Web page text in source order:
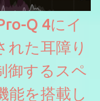
Q 4にイ
れた耳障り
御するスペ
能を搭載し